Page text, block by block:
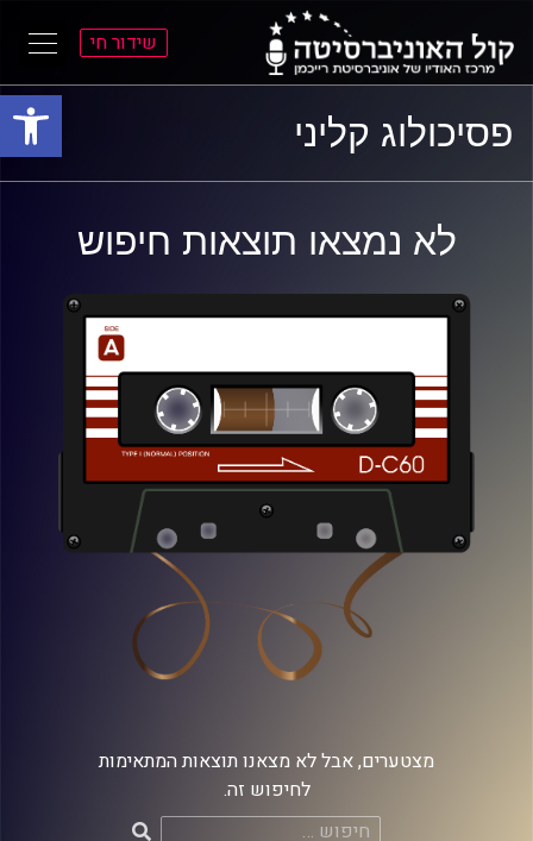
פתח
התפריט
הראשי
התוכן
הראשי
שידור חי
פסיכולוג קליני
לא נמצאו תוצאות חיפוש
מצטערים, אבל לא מצאנו תוצאות המתאימות
לחיפוש זה.